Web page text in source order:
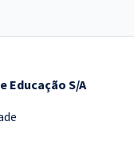
Educação S/A